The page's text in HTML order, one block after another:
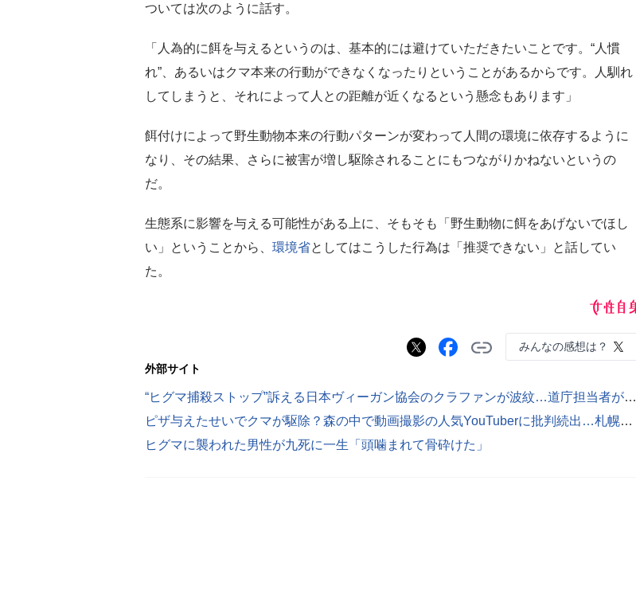
ついては次のように話す。
「人為的に餌を与えるというのは、基本的には避けていただきたいことです。“人慣
れ”、あるいはクマ本来の行動ができなくなったりということがあるからです。人馴れ
してしまうと、それによって人との距離が近くなるという懸念もあります」
餌付けによって野生動物本来の行動パターンが変わって人間の環境に依存するように
なり、その結果、さらに被害が増し駆除されることにもつながりかねないというの
だ。
生態系に影響を与える可能性がある上に、そもそも「野生動物に餌をあげないでほし
い」ということから、 環境省としてはこうした行為は「推奨できない」と話してい
た。
みんなの感想は？
外部サイト
“ヒグマ捕殺ストップ”訴える日本ヴィーガン協会のクラファンが波紋…道庁担当者が語った活動への“見解”
ピザ与えたせいでクマが駆除？森の中で動画撮影の人気YouTuberに批判続出…札幌市が語った「真相」
ヒグマに襲われた男性が九死に一生「頭噛まれて骨砕けた」